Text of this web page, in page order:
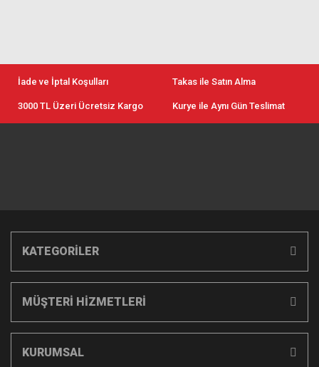
İade ve İptal Koşulları Takas ile Satın Alma
3000 TL Üzeri Ücretsiz Kargo Kurye ile Aynı Gün Teslimat
KATEGORİLER
MÜŞTERİ HİZMETLERİ
KURUMSAL